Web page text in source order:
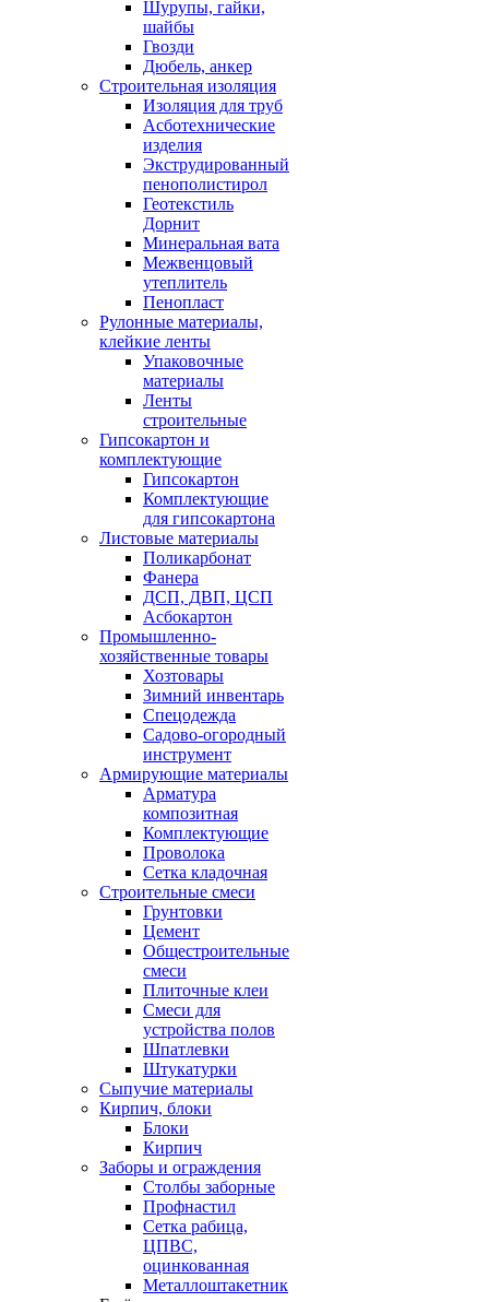
Шурупы, гайки,
шайбы
Гвозди
Дюбель, анкер
Строительная изоляция
Изоляция для труб
Асботехнические
изделия
Экструдированный
пенополистирол
Геотекстиль
Дорнит
Минеральная вата
Межвенцовый
утеплитель
Пенопласт
Рулонные материалы,
клейкие ленты
Упаковочные
материалы
Ленты
строительные
Гипсокартон и
комплектующие
Гипсокартон
Комплектующие
для гипсокартона
Листовые материалы
Поликарбонат
Фанера
ДСП, ДВП, ЦСП
Асбокартон
Промышленно-
хозяйственные товары
Хозтовары
Зимний инвентарь
Спецодежда
Садово-огородный
инструмент
Армирующие материалы
Арматура
композитная
Комплектующие
Проволока
Сетка кладочная
Строительные смеси
Грунтовки
Цемент
Общестроительные
смеси
Плиточные клеи
Смеси для
устройства полов
Шпатлевки
Штукатурки
Сыпучие материалы
Кирпич, блоки
Блоки
Кирпич
Заборы и ограждения
Столбы заборные
Профнастил
Сетка рабица,
ЦПВС,
оцинкованная
Металлоштакетник